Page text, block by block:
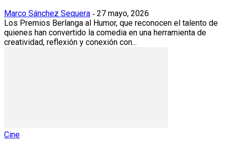
Marco Sánchez Sequera - 27 mayo, 2026
Los Premios Berlanga al Humor, que reconocen el talento de
quienes han convertido la comedia en una herramienta de
creatividad, reflexión y conexión con...
Cine